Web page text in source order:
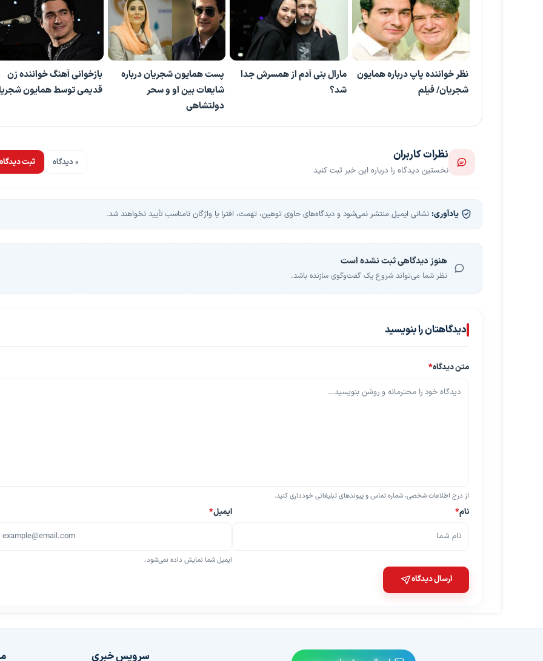
نظر خواننده پاپ درباره همایون
شجریان/ فیلم
مارال بنی آدم از همسرش جدا
شد؟
پست همایون شجریان درباره
شایعات بین او و سحر
دولتشاهی
بازخوانی آهنگ خواننده زن
قدیمی توسط همایون
نظرات کاربران
نخستین دیدگاه را درباره این خبر ثبت کنید
0 دیدگاه ثبت دیدگاه
یادآوری: نشانی ایمیل منتشر نمی‌شود و دیدگاه‌های حاوی توهین، تهمت، افترا یا واژگان نامناسب تأیید نخواهند شد.
هنوز دیدگاهی ثبت نشده است
نظر شما می‌تواند شروع یک گفت‌وگوی سازنده باشد.
دیدگاهتان را بنویسید
متن دیدگاه*
از درج اطلاعات شخصی، شماره تماس و پیوندهای تبلیغاتی خودداری کنید.
نام* ایمیل*
ایمیل شما نمایش داده نمی‌شود.
ارسال دیدگاه
سرویس خبری